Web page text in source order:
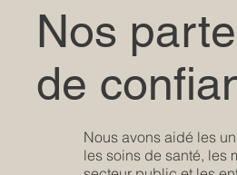
Nos
de
Nous avons aidé les
les soins de santé, les